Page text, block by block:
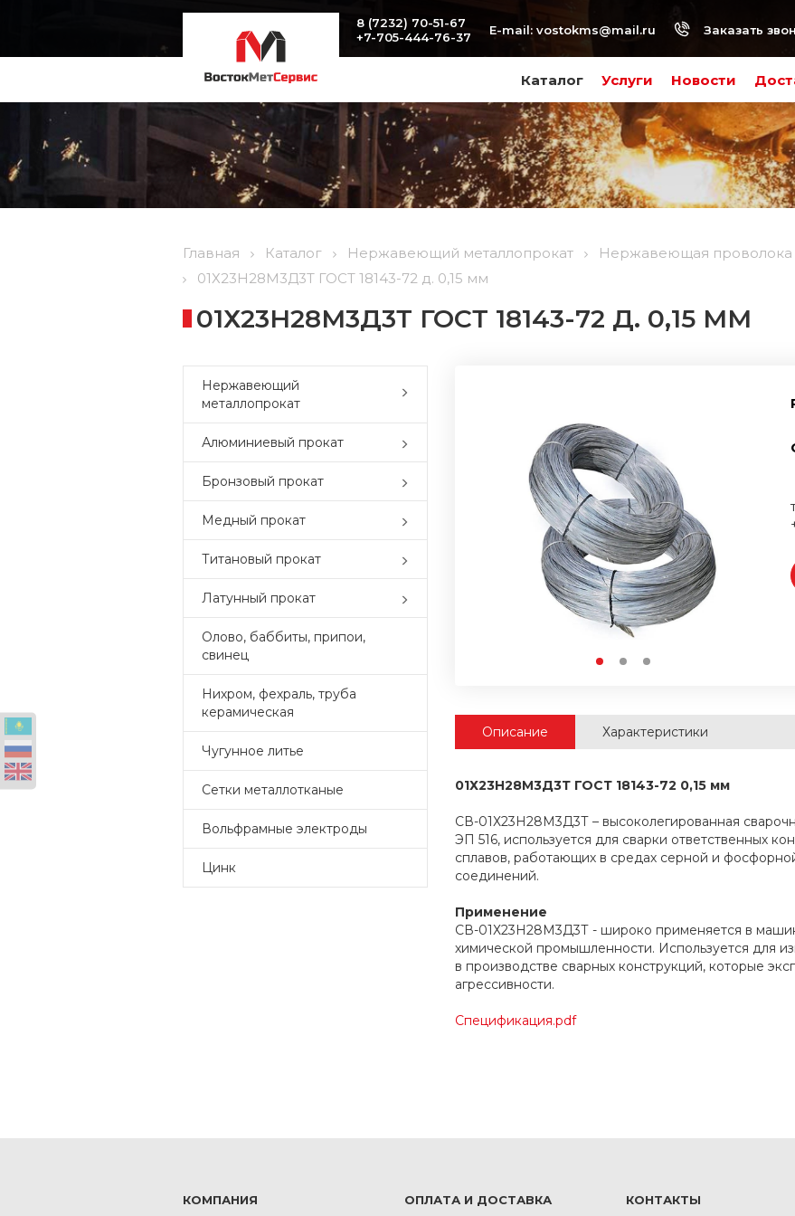
Каталог Услуги Новости
8 (7232) 70-51-67
+7-705-444-76-37
E-mail: vostokms@mail.ru Заказать
Главная Каталог Нержавеющий металлопрокат
Нержавеющая проволока
01Х23Н28М3Д3Т ГОСТ 18143-72 д. 0,15 мм
01Х23Н28М3Д3Т ГОСТ 18143-72 Д. 0,15 ММ
Нержавеющий
металлопрокат
Алюминиевый прокат
Бронзовый прокат
Медный прокат
Титановый прокат
Латунный прокат
Олово, баббиты, припои,
свинец
Нихром, фехраль, труба
керамическая
Чугунное литье
Сетки металлотканые
Вольфрамные электроды
Цинк
Описание Характеристики
01Х23Н28М3Д3Т ГОСТ 18143-72 0,15 мм
СВ-01Х23Н28М3Д3Т – высоколегированная
ЭП 516, используется для сварки ответственных
сплавов, работающих в средах серной и
соединений.
Применение
СВ-01Х23Н28М3Д3Т - широко применяется в
химической промышленности. Используется для
в производстве сварных конструкций, которые
агрессивности.
Спецификация.pdf
КОМПАНИЯ ОПЛАТА И ДОСТАВКА КОНТАКТЫ